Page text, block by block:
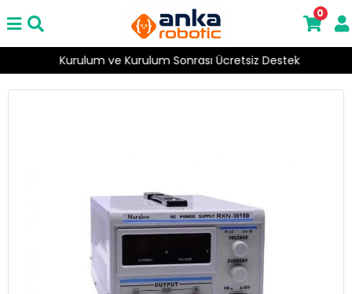
Kurulum ve Kurulum Sonrası Ücretsiz Destek
0